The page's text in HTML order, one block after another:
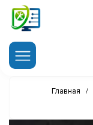
Главная /